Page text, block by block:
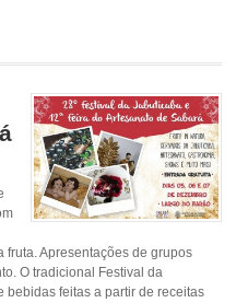
Apresentações de grupos
O tradicional Festival da
bebidas feitas a partir de receitas